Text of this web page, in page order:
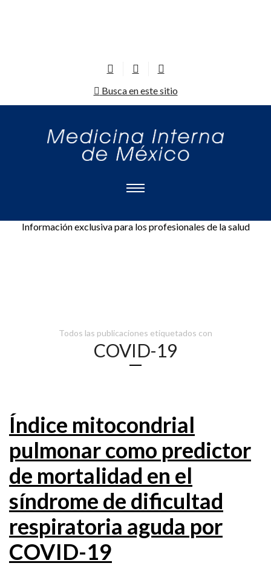
Busca en este sitio
Información exclusiva para los profesionales de la salud
Todos las publicaciones etiquetados con
COVID-19
Índice mitocondrial
pulmonar como predictor
de mortalidad en el
síndrome de dificultad
respiratoria aguda por
COVID-19